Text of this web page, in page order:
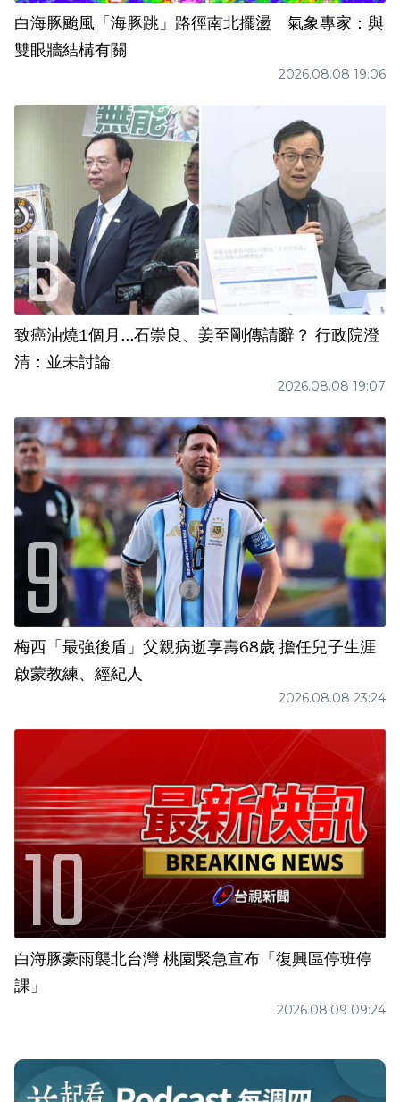
白海豚颱風「海豚跳」路徑南北擺盪 氣象專家：與
雙眼牆結構有關
2026.08.08 19:06
致癌油燒1個月...石崇良、姜至剛傳請辭？ 行政院澄
清：並未討論
2026.08.08 19:07
梅西「最強後盾」父親病逝享壽68歲 擔任兒子生涯
啟蒙教練、經紀人
2026.08.08 23:24
白海豚豪雨襲北台灣 桃園緊急宣布「復興區停班停
課」
2026.08.09 09:24